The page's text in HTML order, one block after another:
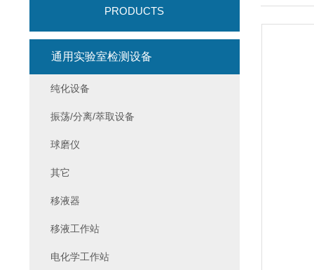
PRODUCTS
通用实验室检测设备
纯化设备
振荡/分离/萃取设备
球磨仪
其它
移液器
移液工作站
电化学工作站